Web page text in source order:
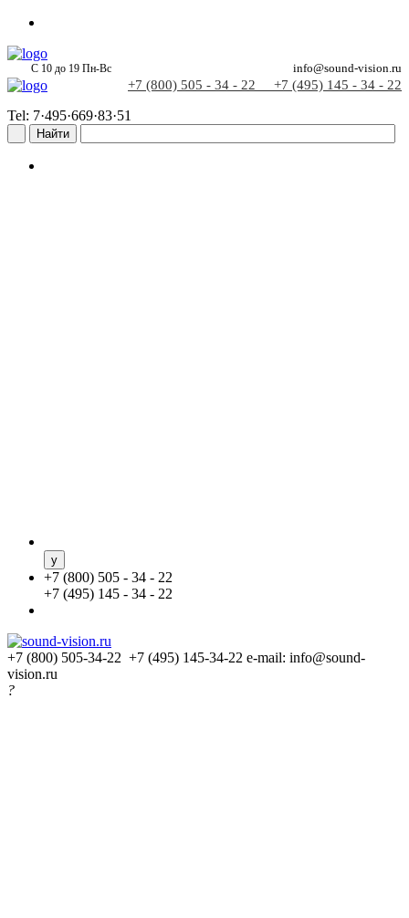
С 10 до 19 Пн-Вс info@sound-vision.ru
+7 (800) 505 - 34 - 22 +7 (495) 145 - 34 - 22
Tel: 7·495·669·83·51
+7 (800) 505 - 34 - 22
+7 (495) 145 - 34 - 22
+7 (800) 505-34-22 +7 (495) 145-34-22 e-mail: info@sound-
vision.ru
?